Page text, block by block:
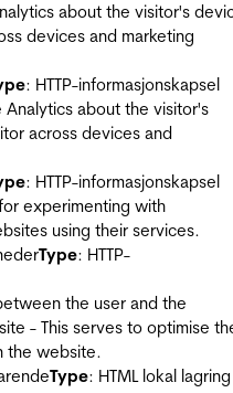
about the visitor's
devices and marketing
: HTTP-informasjonskapsel
about the visitor's
across devices and
: HTTP-informasjonskapsel
experimenting with
using their services.
Type: HTTP-
the user and the
- This serves to optimise
the website.
Type: HTML lokal lagring